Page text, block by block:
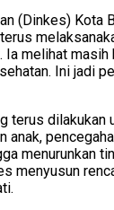
(Dinkes) Kota
melihat masih
Ini jadi
terus dilakukan
anak,
menurunkan
menyusun